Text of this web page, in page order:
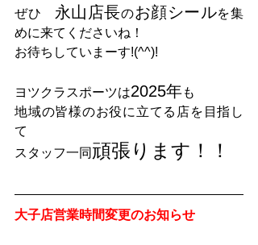
ぜひ 永山店長のお顔シールを集
めに来てくださいね！
お待ちしていまーす!(^^)!
ヨツクラスポーツは2025年も
地域の皆様のお役に立てる店を目指し
て
スタッフ一同 頑張ります！！
大子店営業時間変更のお知らせ